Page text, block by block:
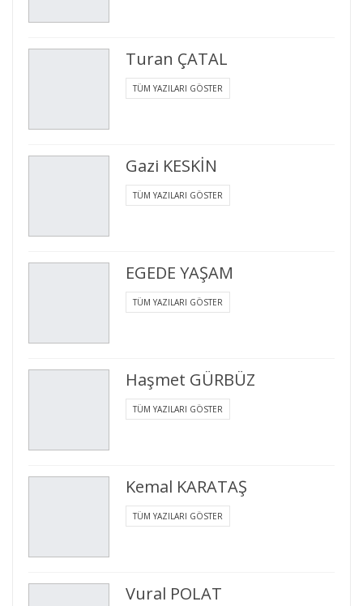
Turan ÇATAL
TÜM YAZILARI GÖSTER
Gazi KESKİN
TÜM YAZILARI GÖSTER
EGEDE YAŞAM
TÜM YAZILARI GÖSTER
Haşmet GÜRBÜZ
TÜM YAZILARI GÖSTER
Kemal KARATAŞ
TÜM YAZILARI GÖSTER
Vural POLAT